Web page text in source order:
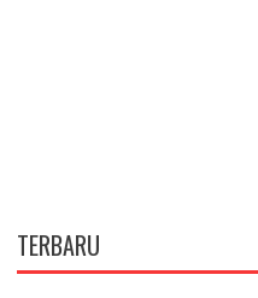
TERBARU